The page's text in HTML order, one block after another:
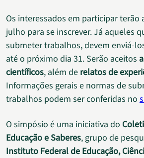
Os interessados em participar terão
julho para se inscrever. Já aqueles
submeter trabalhos, devem enviá-
até o próximo dia 31. Serão aceitos
científicos, além de relatos de
Informações gerais e normas de
trabalhos podem ser conferidas no
O simpósio é uma iniciativa do
Educação e Saberes, grupo de
Instituto Federal de Educação,